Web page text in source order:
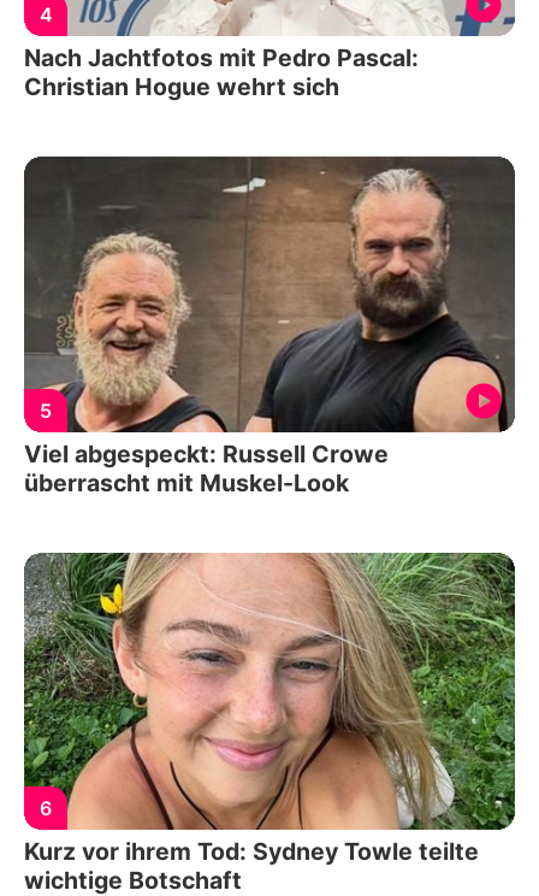
4
Nach Jachtfotos mit Pedro Pascal:
Christian Hogue wehrt sich
5
Viel abgespeckt: Russell Crowe
überrascht mit Muskel-Look
6
Kurz vor ihrem Tod: Sydney Towle teilte
wichtige Botschaft